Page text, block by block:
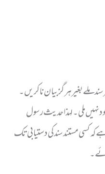
ملے بغیر ہر گز بیان نا کریں۔
نہیں ملی۔ لہذا حدیث رسول
کہ کسی مستند سند کی دستیابی تک